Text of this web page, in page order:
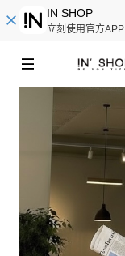
IN SHOP
立刻使用官方APP